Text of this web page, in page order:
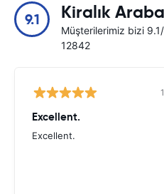
9.1 Kiralık
Müşterilerimiz bizi
12842
Excellent.
Excellent.